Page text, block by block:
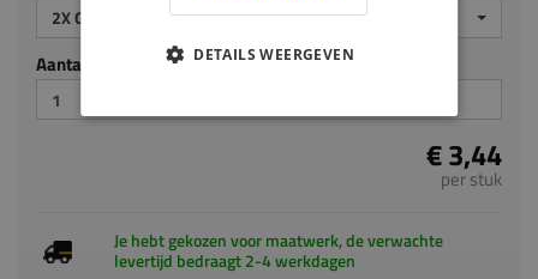
per stuk
Je hebt gekozen voor maatwerk, de verwachte
Totaal
incl. BTW
DETAILS WEERGEVEN